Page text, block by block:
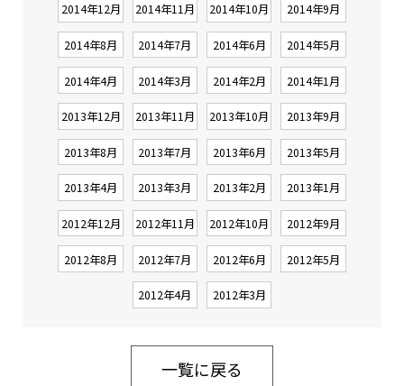
2014年12月 2014年11月 2014年10月 2014年9月
2014年8月 2014年7月 2014年6月 2014年5月
2014年4月 2014年3月 2014年2月 2014年1月
2013年12月 2013年11月 2013年10月 2013年9月
2013年8月 2013年7月 2013年6月 2013年5月
2013年4月 2013年3月 2013年2月 2013年1月
2012年12月 2012年11月 2012年10月 2012年9月
2012年8月 2012年7月 2012年6月 2012年5月
2012年4月 2012年3月
一覧に戻る